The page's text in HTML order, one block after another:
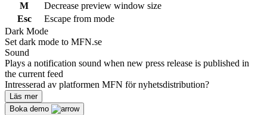
M
Decrease preview window size
Esc
Escape from mode
Dark Mode
Set dark mode to MFN.se
Sound
Plays a notification sound when new press release is published in
the current feed
Intresserad av platformen MFN för nyhetsdistribution?
Läs mer
Boka demo